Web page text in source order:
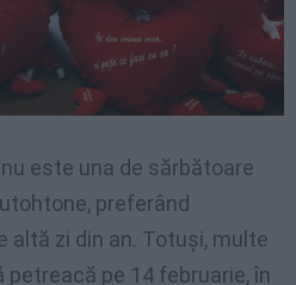
nu este una de sărbătoare
preferând
altă zi din an. Totuşi, multe
pe 14 februarie, în